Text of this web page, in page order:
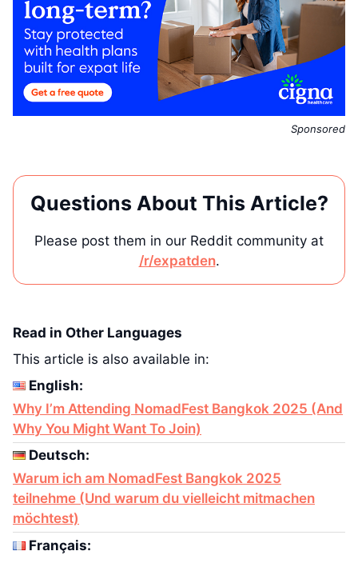
Sponsored
Questions About This Article?
Please post them in our Reddit community at
/r/expatden.
Read in Other Languages
This article is also available in:
English:
Why I’m Attending NomadFest Bangkok 2025 (And
Why You Might Want To Join)
Deutsch:
Warum ich am NomadFest Bangkok 2025
teilnehme (Und warum du vielleicht mitmachen
möchtest)
Français: